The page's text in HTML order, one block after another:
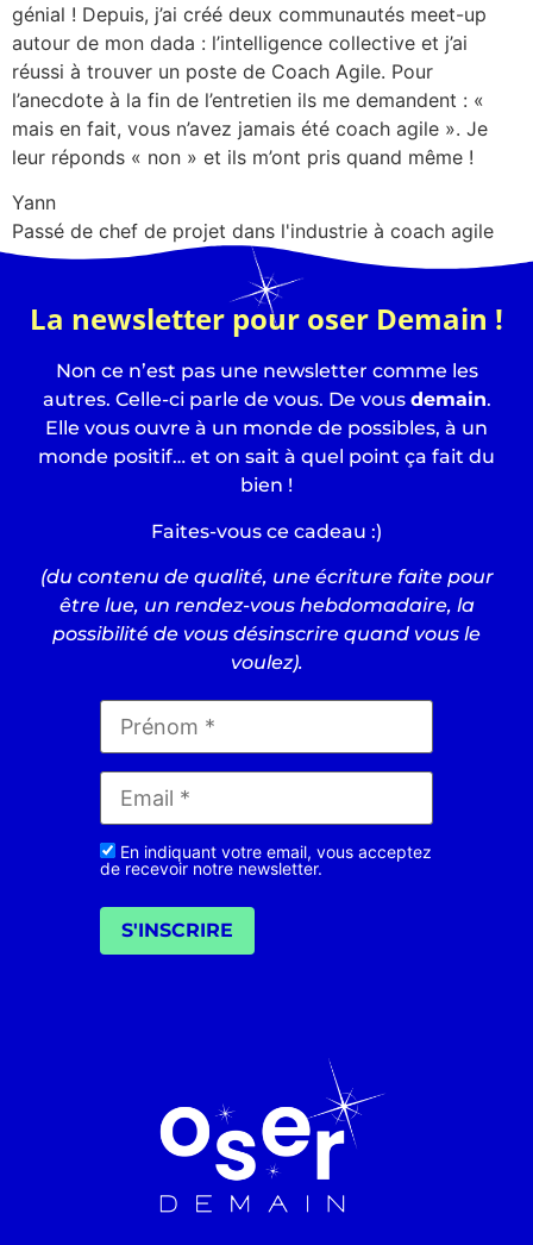
génial ! Depuis, j’ai créé deux communautés meet-up
autour de mon dada : l’intelligence collective et j’ai
réussi à trouver un poste de Coach Agile. Pour
l’anecdote à la fin de l’entretien ils me demandent : «
mais en fait, vous n’avez jamais été coach agile ». Je
leur réponds « non » et ils m’ont pris quand même !
Yann
Passé de chef de projet dans l'industrie à coach agile
La newsletter pour oser Demain !
Non ce n’est pas une newsletter comme les
autres. Celle-ci parle de vous. De vous demain.
Elle vous ouvre à un monde de possibles, à un
monde positif… et on sait à quel point ça fait du
bien !
Faites-vous ce cadeau :)
(du contenu de qualité, une écriture faite pour
être lue, un rendez-vous hebdomadaire, la
possibilité de vous désinscrire quand vous le
voulez).
En indiquant votre email, vous acceptez
de recevoir notre newsletter.
S'INSCRIRE